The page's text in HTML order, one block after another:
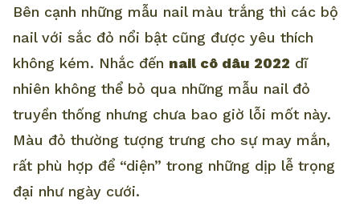
Bên cạnh những mẫu nail màu trắng thì các bộ
nail với sắc đỏ nổi bật cũng được yêu thích
không kém. Nhắc đến nail cô dâu 2022 dĩ
nhiên không thể bỏ qua những mẫu nail đỏ
truyền thống nhưng chưa bao giờ lỗi mốt này.
Màu đỏ thường tượng trưng cho sự may mắn,
rất phù hợp để “diện” trong những dịp lễ trọng
đại như ngày cưới.